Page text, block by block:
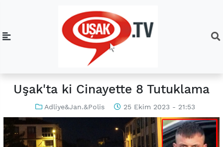
Uşak'ta ki Cinayette 8 Tutuklama
Adliye&Jan.&Polis 25 Ekim 2023 - 21:53